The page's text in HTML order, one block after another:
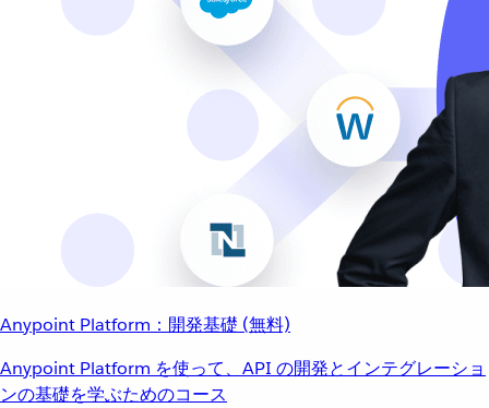
Anypoint Platform：開発基礎 (無料)
Anypoint Platform を使って、API の開発とインテグレーショ
ンの基礎を学ぶためのコース